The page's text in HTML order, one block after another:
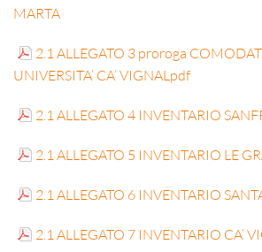
MARTA
2.1 ALLEGATO 3 proroga
UNIVERSITA’ CA’ VIGNALpdf
2.1 ALLEGATO 4 INVENTARIO
2.1 ALLEGATO 5 INVENTARIO LE
2.1 ALLEGATO 6 INVENTARIO
2.1 ALLEGATO 7 INVENTARIO CA’